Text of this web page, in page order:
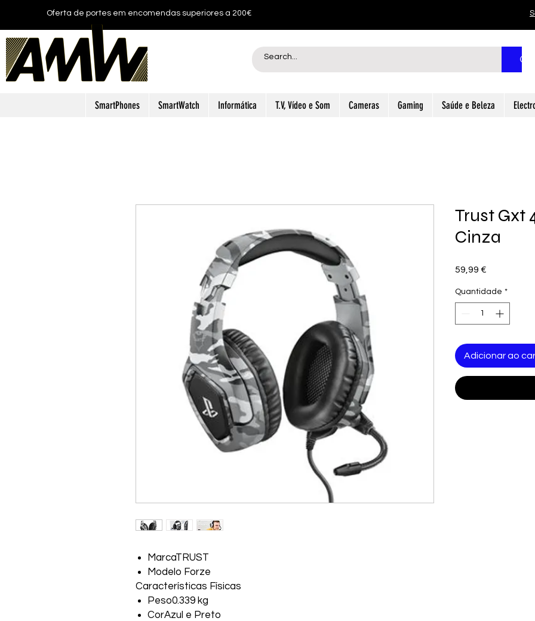
Oferta de portes em encomendas superiores a 200€
SmartPhones SmartWatch Informática T.V, Vídeo e Som Cameras Gaming Saúde e Beleza
MarcaTRUST
Modelo Forze
Características Físicas
Peso0.339 kg
CorAzul e Preto
Trust Gxt
Cinza
59,99 €
Quantidade *
Adicionar ao